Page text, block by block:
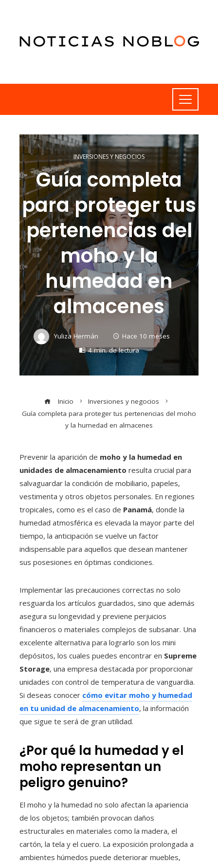
INVERSIONES Y NEGOCIOS
Guía completa
para proteger tus
pertenencias del
moho y la
humedad en
almacenes
Yuliza Hermán
Hace 10 meses
4 min. de lectura
Inicio
Inversiones y negocios
Guía completa para proteger tus pertenencias del moho
y la humedad en almacenes
Prevenir la aparición de moho y la humedad en
unidades de almacenamiento resulta crucial para
salvaguardar la condición de mobiliario, papeles,
vestimenta y otros objetos personales. En regiones
tropicales, como es el caso de Panamá, donde la
humedad atmosférica es elevada la mayor parte del
tiempo, la anticipación se vuelve un factor
indispensable para aquellos que desean mantener
sus posesiones en óptimas condiciones.
Implementar las precauciones correctas no solo
resguarda los artículos guardados, sino que además
asegura su longevidad y previene perjuicios
financieros o materiales complejos de subsanar. Una
excelente alternativa para lograrlo son los mini
depósitos, los cuales puedes encontrar en Supreme
Storage, una empresa destacada por proporcionar
unidades con control de temperatura de vanguardia.
Si deseas conocer cómo evitar moho y humedad
en tu unidad de almacenamiento, la información
que sigue te será de gran utilidad.
¿Por qué la humedad y el
moho representan un
peligro genuino?
El moho y la humedad no solo afectan la apariencia
de los objetos; también provocan daños
estructurales en materiales como la madera, el
cartón, la tela y el cuero. La exposición prolongada a
ambientes húmedos puede deteriorar muebles,